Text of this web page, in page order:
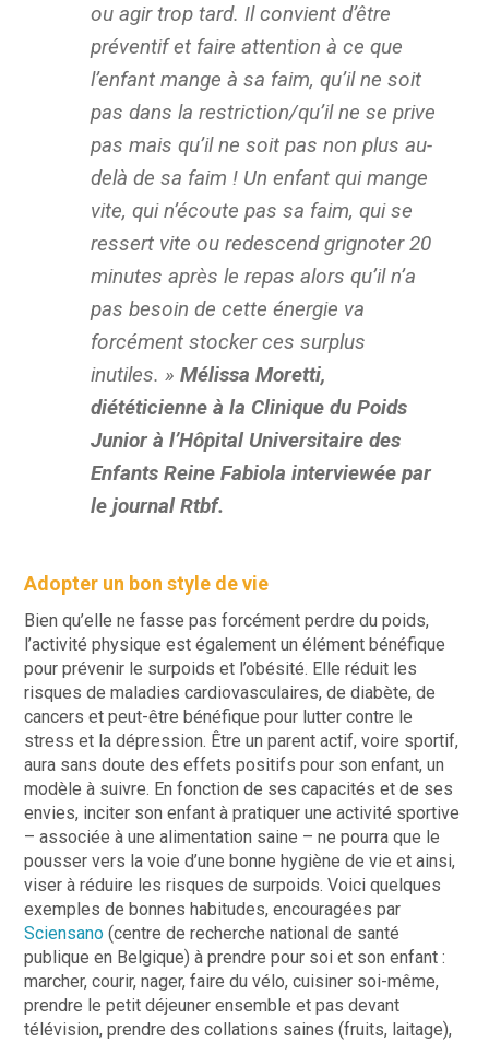
ou agir trop tard. Il convient d’être
préventif et faire attention à ce que
l’enfant mange à sa faim, qu’il ne soit
pas dans la restriction/qu’il ne se prive
pas mais qu’il ne soit pas non plus au-
delà de sa faim ! Un enfant qui mange
vite, qui n’écoute pas sa faim, qui se
ressert vite ou redescend grignoter 20
minutes après le repas alors qu’il n’a
pas besoin de cette énergie va
forcément stocker ces surplus
inutiles. »Mélissa Moretti,
diététicienne à la Clinique du Poids
Junior à l’Hôpital Universitaire des
Enfants Reine Fabiola interviewée par
le journal Rtbf.
Adopter un bon style de vie
Bien qu’elle ne fasse pas forcément perdre du poids,
l’activité physique est également un élément bénéfique
pour prévenir le surpoids et l’obésité. Elle réduit les
risques de maladies cardiovasculaires, de diabète, de
cancers et peut-être bénéfique pour lutter contre le
stress et la dépression. Être un parent actif, voire sportif,
aura sans doute des effets positifs pour son enfant, un
modèle à suivre. En fonction de ses capacités et de ses
envies, inciter son enfant à pratiquer une activité sportive
– associée à une alimentation saine – ne pourra que le
pousser vers la voie d’une bonne hygiène de vie et ainsi,
viser à réduire les risques de surpoids. Voici quelques
exemples de bonnes habitudes, encouragées par
Sciensano (centre de recherche national de santé
publique en Belgique) à prendre pour soi et son enfant :
marcher, courir, nager, faire du vélo, cuisiner soi-même,
prendre le petit déjeuner ensemble et pas devant
télévision, prendre des collations saines (fruits, laitage),